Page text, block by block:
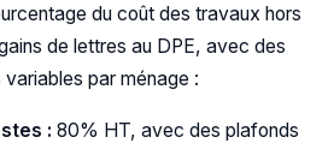
du coût des travaux hors
de lettres au DPE, avec des
par ménage :
: 80% HT, avec des plafonds